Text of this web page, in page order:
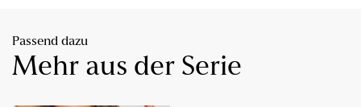
Passend dazu
Mehr aus der Serie